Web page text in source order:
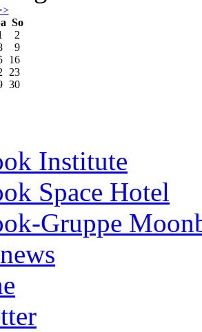
So
2
9
16
23
30
Institute
Space Hotel
Gruppe